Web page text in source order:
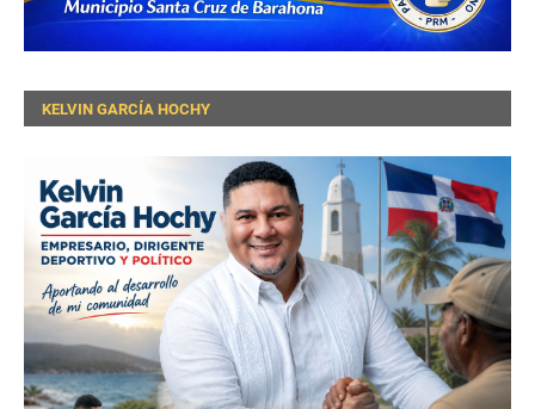
KELVIN GARCÍA HOCHY